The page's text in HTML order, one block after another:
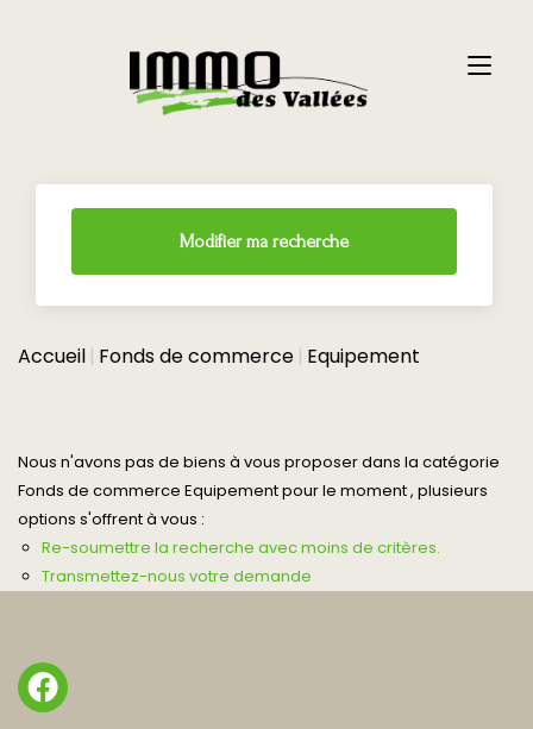
Modifier ma recherche
Accueil Fonds de commerce Equipement
Nous n'avons pas de biens à vous proposer dans la catégorie
Fonds de commerce Equipement pour le moment , plusieurs
options s'offrent à vous :
Re-soumettre la recherche avec moins de critères.
Transmettez-nous votre demande